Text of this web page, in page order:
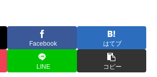
Facebook はてブ
LINE コピー